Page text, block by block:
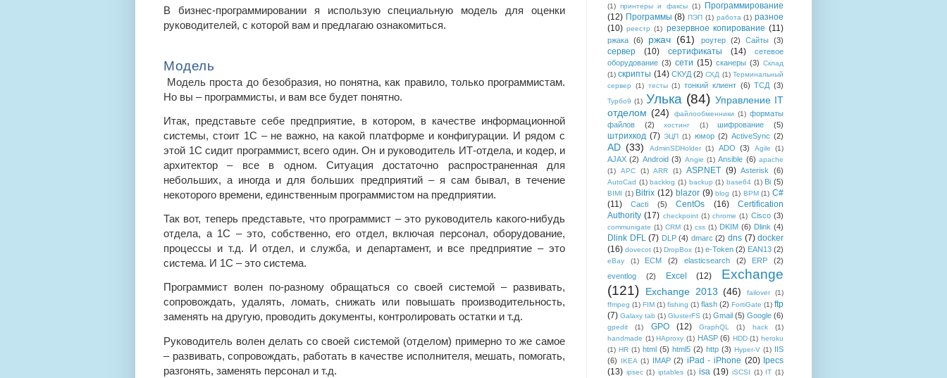
В бизнес-программировании я использую специальную модель для оценки
руководителей, с которой вам и предлагаю ознакомиться.
Модель
Модель проста до безобразия, но понятна, как правило, только программистам.
Но вы – программисты, и вам все будет понятно.
Итак, представьте себе предприятие, в котором, в качестве информационной
системы, стоит 1С – не важно, на какой платформе и конфигурации. И рядом с
этой 1С сидит программист, всего один. Он и руководитель ИТ-отдела, и кодер, и
архитектор – все в одном. Ситуация достаточно распространенная для
небольших, а иногда и для больших предприятий – я сам бывал, в течение
некоторого времени, единственным программистом на предприятии.
Так вот, теперь представьте, что программист – это руководитель какого-нибудь
отдела, а 1С – это, собственно, его отдел, включая персонал, оборудование,
процессы и т.д. И отдел, и служба, и департамент, и все предприятие – это
система. И 1С – это система.
Программист волен по-разному обращаться со своей системой – развивать,
сопровождать, удалять, ломать, снижать или повышать производительность,
заменять на другую, проводить документы, контролировать остатки и т.д.
Руководитель волен делать со своей системой (отделом) примерно то же самое
– развивать, сопровождать, работать в качестве исполнителя, мешать, помогать,
разгонять, заменять персонал и т.д.
(1) принтеры и факсы (1)
Программирование
(12) Программы (8) ПЭП (1) работа (1) разное
(10) реестр (1) резервное копирование (11)
ржака (6) ржач (61) роутер (2) Сайты (3)
сервер (10) сертификаты (14)
сетевое
оборудование (3) сети (15) сканеры (3) Склад
(1) скрипты (14) СКУД (2) СХД (1) Терминальный
сервер
(1) тесты (1) тонкий клиент (6) ТСД (3)
Турбо9 (1) Улька (84) Управление IT
отделом (24) файлообменники (1) форматы
файлов
(2) хостинг (1) шифрование (5)
штрихкод (7) ЭЦП (1) юмор (2) ActiveSync (2)
AD (33) AdminSDHolder (1) ADO (3) Agile (1)
AJAX (2) Android (3) Angie (1) Ansible (6) apache
(1)
APC (1) ARR (1) ASP.NET (9) Asterisk (6)
AutoCad (1) backlog (1) backup (1) base64 (1) Bi (5)
BIMI (1) Bitrix (12) blazor (9) blog (1) BPM (1) C#
(11)
Cacti (5) CentOs (16)
Certification
Authority (17) checkpoint (1) chrome (1) Cisco (3)
communigate (1) CRM (1) css (1) DKIM (6) Dlink (4)
Dlink DFL (7) DLP (4) dmarc (2) dns (7) docker
(16) dovecot (1) DropBox (1) e-Token (2) EAN13 (2)
eBay (1) ECM (2) elasticsearch (2) ERP
(2)
eventlog
(2) Excel (12)
Exchange
(121)
Exchange 2013 (46) failover
(1)
ffmpeg (1) FIM (1) fishing (1) flash (2) FortiGate (1) ftp
(7) Galaxy tab (1) GlusterFS (1) Gmail (5) Google (6)
gpedit (1) GPO (12) GraphQL (1) hack
(1)
handmade (1) HAproxy (1) HASP (6) HDD (1) heroku
(1) HR (1) html (5) html5 (2) http (3) Hyper-V (1) IIS
(6)
IKEA (1) IMAP (2) iPad - iPhone (20) Ipecs
(13) ipsec (1) iptables (1) isa (19) iSCSI (1) IT (1)